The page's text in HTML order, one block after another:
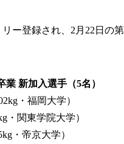
ー登録され、2月22日の
新加入選手（5名）
・福岡大学）
・関東学院大学）
・帝京大学）